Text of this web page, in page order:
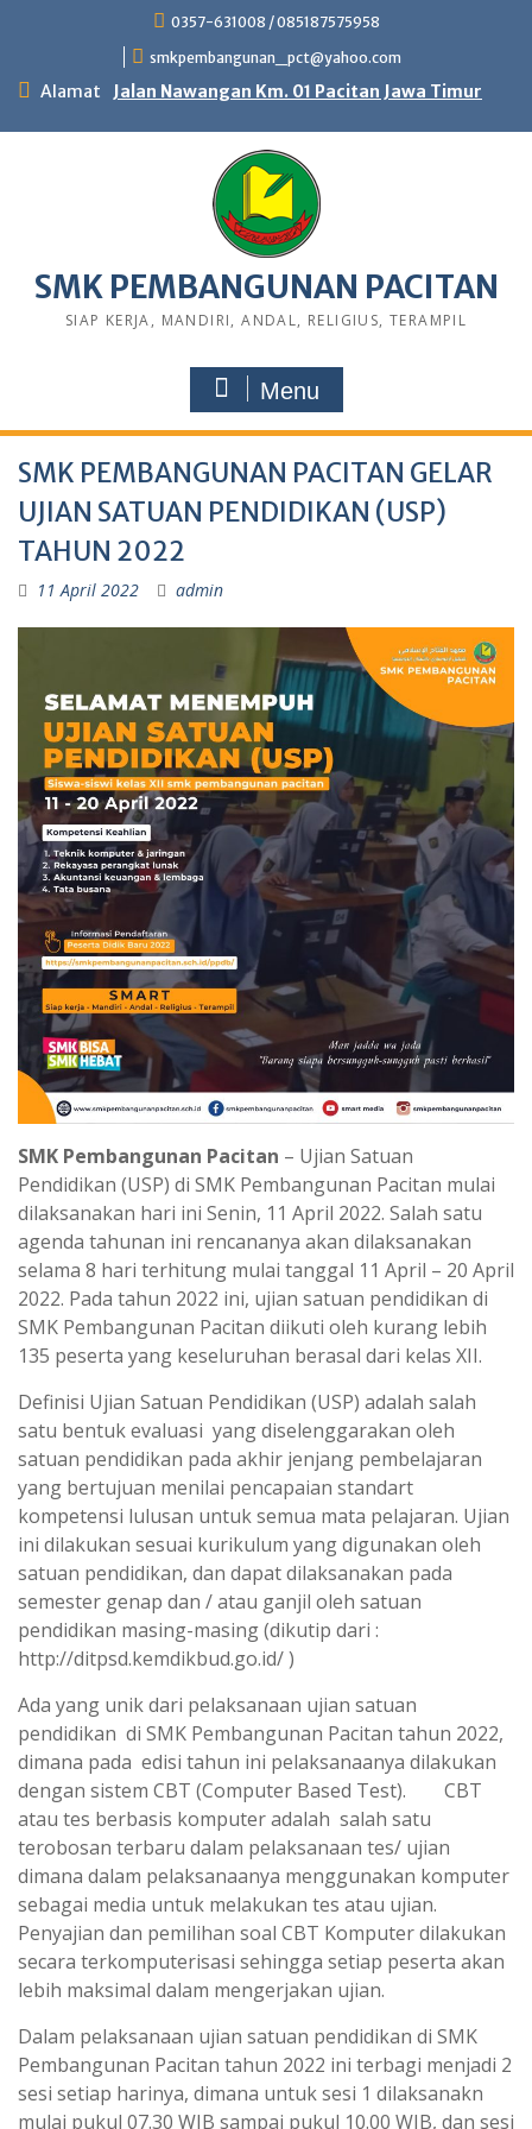
0357-631008 / 085187575958
smkpembangunan_pct@yahoo.com
Alamat Jalan Nawangan Km. 01 Pacitan Jawa Timur
SMK PEMBANGUNAN PACITAN
SIAP KERJA, MANDIRI, ANDAL, RELIGIUS, TERAMPIL
Menu
SMK PEMBANGUNAN PACITAN GELAR
UJIAN SATUAN PENDIDIKAN (USP)
TAHUN 2022
11 April 2022 admin
SMK Pembangunan Pacitan – Ujian Satuan
Pendidikan (USP) di SMK Pembangunan Pacitan mulai
dilaksanakan hari ini Senin, 11 April 2022. Salah satu
agenda tahunan ini rencananya akan dilaksanakan
selama 8 hari terhitung mulai tanggal 11 April – 20 April
2022. Pada tahun 2022 ini, ujian satuan pendidikan di
SMK Pembangunan Pacitan diikuti oleh kurang lebih
135 peserta yang keseluruhan berasal dari kelas XII.
Definisi Ujian Satuan Pendidikan (USP) adalah salah
satu bentuk evaluasi yang diselenggarakan oleh
satuan pendidikan pada akhir jenjang pembelajaran
yang bertujuan menilai pencapaian standart
kompetensi lulusan untuk semua mata pelajaran. Ujian
ini dilakukan sesuai kurikulum yang digunakan oleh
satuan pendidikan, dan dapat dilaksanakan pada
semester genap dan / atau ganjil oleh satuan
pendidikan masing-masing (dikutip dari :
http://ditpsd.kemdikbud.go.id/ )
Ada yang unik dari pelaksanaan ujian satuan
pendidikan di SMK Pembangunan Pacitan tahun 2022,
dimana pada edisi tahun ini pelaksanaanya dilakukan
dengan sistem CBT (Computer Based Test). CBT
atau tes berbasis komputer adalah salah satu
terobosan terbaru dalam pelaksanaan tes/ ujian
dimana dalam pelaksanaanya menggunakan komputer
sebagai media untuk melakukan tes atau ujian.
Penyajian dan pemilihan soal CBT Komputer dilakukan
secara terkomputerisasi sehingga setiap peserta akan
lebih maksimal dalam mengerjakan ujian.
Dalam pelaksanaan ujian satuan pendidikan di SMK
Pembangunan Pacitan tahun 2022 ini terbagi menjadi 2
sesi setiap harinya, dimana untuk sesi 1 dilaksanakn
mulai pukul 07.30 WIB sampai pukul 10.00 WIB, dan sesi